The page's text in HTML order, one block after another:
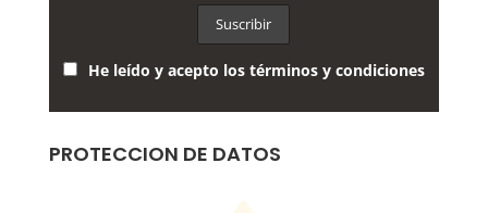
He leído y acepto los términos y condiciones
PROTECCION DE DATOS